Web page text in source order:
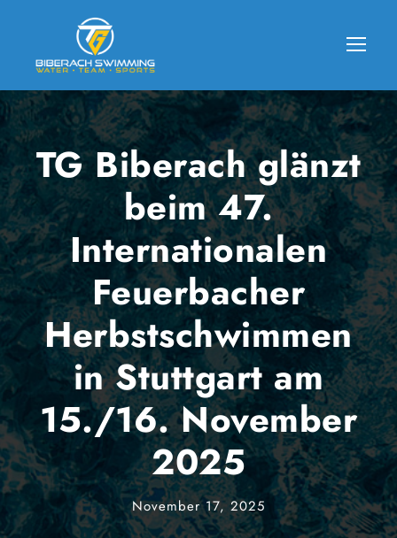
TG Biberach glänzt
beim 47.
Internationalen
Feuerbacher
Herbstschwimmen
in Stuttgart am
15./16. November
2025
November 17, 2025